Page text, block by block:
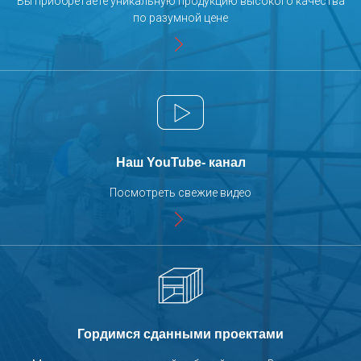
по разумной цене
Наш YouTube- канал
Посмотреть свежие видео
Гордимся сданными проектами
Производство конвейерных систем для
порошковых линий покраски
Флотатор SPK для очистных сооружений
Производство комплектующих для линий
Процесс сборки лифтов SPK
Производство воздушных клапанов зоны
краскоостанавливающих фильтров SPK
Отгрузка вентиляционно-фильтровальной